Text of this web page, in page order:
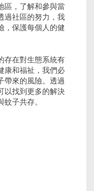
區，了解和參與當
過社區的努力，我
，保護每個人的健
存在對生態系統有
康和福祉，我們必
帶來的風險。透過
以找到更多的解決
子共存。